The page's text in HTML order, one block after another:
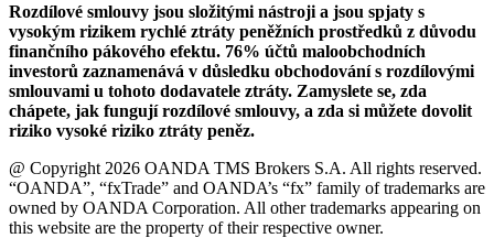
Rozdílové smlouvy jsou složitými nástroji a jsou spjaty s
vysokým rizikem rychlé ztráty peněžních prostředků z důvodu
finančního pákového efektu. 76% účtů maloobchodních
investorů zaznamenává v důsledku obchodování s rozdílovými
smlouvami u tohoto dodavatele ztráty. Zamyslete se, zda
chápete, jak fungují rozdílové smlouvy, a zda si můžete dovolit
riziko vysoké riziko ztráty peněz.
@ Copyright 2026 OANDA TMS Brokers S.A. All rights reserved.
“OANDA”, “fxTrade” and OANDA’s “fx” family of trademarks are
owned by OANDA Corporation. All other trademarks appearing on
this website are the property of their respective owner.